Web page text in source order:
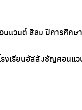
นแวนต์ สีลม ปีการศึกษ
ามยินดี
ณภัชกมล ลิมป์ทองทิพ